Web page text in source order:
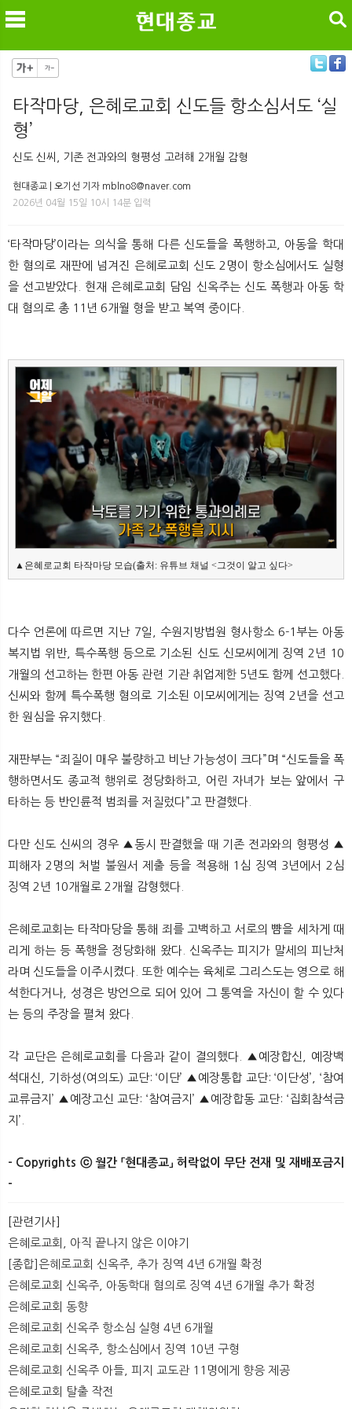
메
뉴 색
검색
타작마당, 은혜로교회 신도들 항소심서도 ‘실
형’
신도 신씨, 기존 전과와의 형평성 고려해 2개월 감형
현대종교 | 오기선 기자 mblno8@naver.com
2026년 04월 15일 10시 14분 입력
‘타작마당’이라는 의식을 통해 다른 신도들을 폭행하고, 아동을 학대
한 혐의로 재판에 넘겨진 은혜로교회 신도 2명이 항소심에서도 실형
을 선고받았다. 현재 은혜로교회 담임 신옥주는 신도 폭행과 아동 학
대 혐의로 총 11년 6개월 형을 받고 복역 중이다.
▲은혜로교회 타작마당 모습(출처: 유튜브 채널 <그것이 알고 싶다>
다수 언론에 따르면 지난 7일, 수원지방법원 형사항소 6-1부는 아동
복지법 위반, 특수폭행 등으로 기소된 신도 신모씨에게 징역 2년 10
개월의 선고하는 한편 아동 관련 기관 취업제한 5년도 함께 선고했다.
신씨와 함께 특수폭행 혐의로 기소된 이모씨에게는 징역 2년을 선고
한 원심을 유지했다.
재판부는 “죄질이 매우 불량하고 비난 가능성이 크다”며 “신도들을 폭
행하면서도 종교적 행위로 정당화하고, 어린 자녀가 보는 앞에서 구
타하는 등 반인륜적 범죄를 저질렀다”고 판결했다.
다만 신도 신씨의 경우 ▲동시 판결했을 때 기존 전과와의 형평성 ▲
피해자 2명의 처벌 불원서 제출 등을 적용해 1심 징역 3년에서 2심
징역 2년 10개월로 2개월 감형했다.
은혜로교회는 타작마당을 통해 죄를 고백하고 서로의 뺨을 세차게 때
리게 하는 등 폭행을 정당화해 왔다. 신옥주는 피지가 말세의 피난처
라며 신도들을 이주시켰다. 또한 예수는 육체로 그리스도는 영으로 해
석한다거나, 성경은 방언으로 되어 있어 그 통역을 자신이 할 수 있다
는 등의 주장을 펼쳐 왔다.
각 교단은 은혜로교회를 다음과 같이 결의했다. ▲예장합신, 예장백
석대신, 기하성(여의도) 교단: ‘이단’ ▲예장통합 교단: ‘이단성’, ‘참여
교류금지’ ▲예장고신 교단: ‘참여금지’ ▲예장합동 교단: ‘집회참석금
지’. ​
- Copyrights ⓒ 월간 「현대종교」 허락없이 무단 전재 및 재배포금지
-
[관련기사]
은혜로교회, 아직 끝나지 않은 이야기
[종합]은혜로교회 신옥주, 추가 징역 4년 6개월 확정
은혜로교회 신옥주, 아동학대 혐의로 징역 4년 6개월 추가 확정
은혜로교회 동향
은혜로교회 신옥주 항소심 실형 4년 6개월
은혜로교회 신옥주, 항소심에서 징역 10년 구형
은혜로교회 신옥주 아들, 피지 교도관 11명에게 향응 제공
은혜로교회 탈출 작전